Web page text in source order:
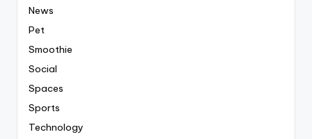
News
Pet
Smoothie
Social
Spaces
Sports
Technology